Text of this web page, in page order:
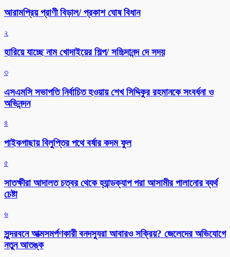
আরামপ্রিয় প্রাণী বিড়াল/ প্রকাশ ঘোষ বিধান
২
হারিয়ে যাচ্ছে নাম খোদাইয়ের শিল্প/ সচ্চিদানন্দ দে সদয়
৩
এসএমসি সভাপতি নির্বাচিত হওয়ায় শেখ সিদ্দিকুর রহমানকে সংবর্ধনা ও
অভিনন্দন
৪
পাইকগাছায় বিলুপ্তির পথে বর্ষার কদম ফুল
৫
সাতক্ষীরা আদালত চত্বর থেকে হ্যান্ডক্যাপ পরা আসামীর পালানোর ব্যর্থ
চেষ্টা
৬
সুন্দরবনে আত্মসমর্পণকারী বনদস্যুরা আবারও সক্রিয়? জেলেদের অভিযোগে
নতুন আতঙ্ক